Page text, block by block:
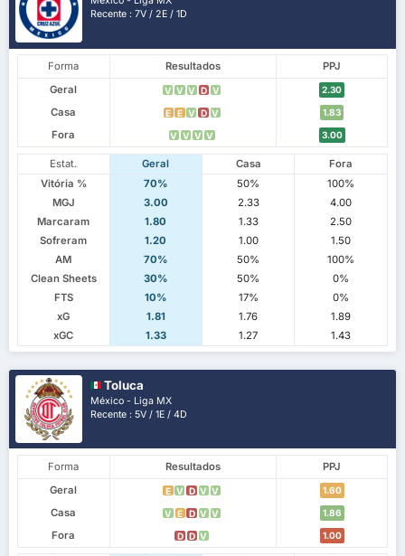
Recente : 7V / 2E / 1D
Forma Resultados
PPJ
Geral
V V V D V 2.30
Casa E E V D V 1.83
Fora V V V V 3.00
Estat. Geral Casa
Fora
Vitória %
70% 50%
100%
MGJ
3.00 2.33
4.00
Marcaram
1.80 1.33
2.50
Sofreram
1.20 1.00
1.50
AM
70% 50%
100%
Clean Sheets
30% 50%
0%
FTS
10% 17%
0%
xG
1.81 1.76
1.89
xGC
1.33 1.27 1.43
Toluca
México - Liga MX
Recente : 5V / 1E / 4D
Forma Resultados
PPJ
Geral
E V D V V 1.60
Casa V E D V V 1.86
Fora D D V 1.00